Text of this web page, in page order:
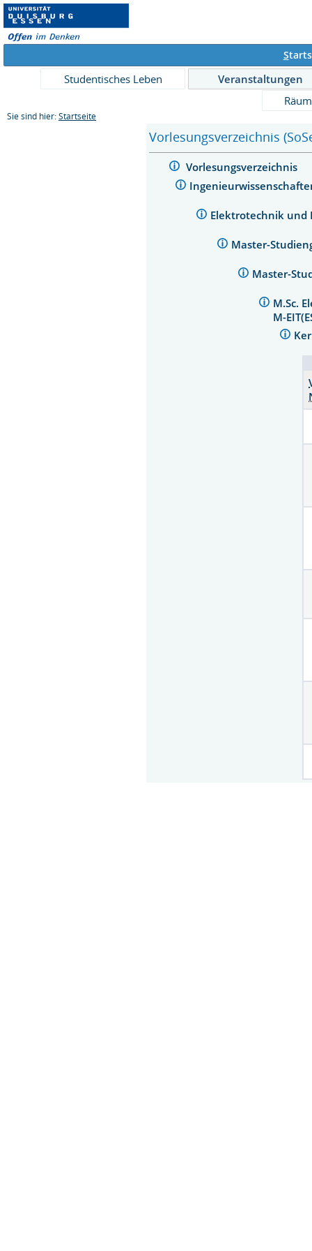
S
Studentisches Leben
Veranstaltungen
Sie sind hier: Startseite
Vorlesungsverzeichnis
Vorlesungsverzeichnis
Elektrotechnik
Master-
Master-
M.Sc.
M-